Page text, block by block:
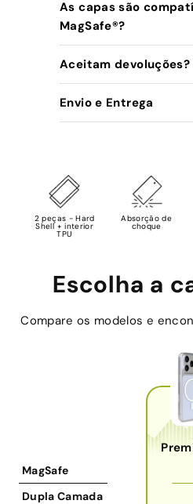
As capas são
MagSafe®️?
Aceitam devoluções?
Envio e Entrega
2 peças - Hard
Shell + interior
TPU
Absorção de
choque
Escolha a
Compare os modelos e
MagSafe
Dupla Camada